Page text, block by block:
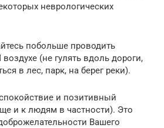
неврологических
побольше проводить
(не гулять вдоль дороги,
в лес, парк, на берег реки).
и позитивный
и к людям в частности). Это
Вашего